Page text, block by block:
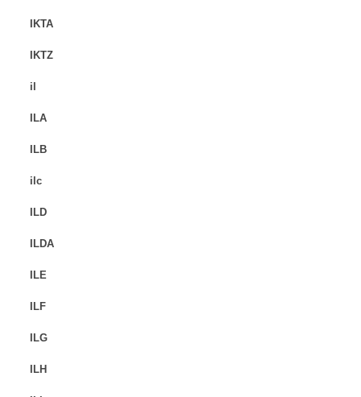
IKTA
IKTZ
il
ILA
ILB
ilc
ILD
ILDA
ILE
ILF
ILG
ILH